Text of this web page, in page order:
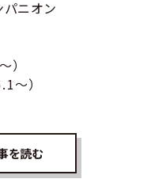
パニオン
）
～）
を読む